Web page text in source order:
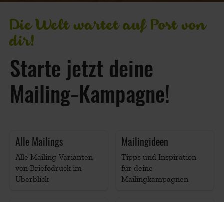
Die Welt wartet auf Post von
dir!
Starte jetzt deine
Mailing‑Kampagne!
Alle Mailings
Alle Mailing-Varianten
von Briefodruck im
Überblick
Mailingideen
Tipps und Inspiration
für deine
Mailingkampagnen